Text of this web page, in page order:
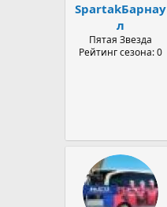
SpartakБарнау
л
Пятая Звезда
Рейтинг сезона: 0